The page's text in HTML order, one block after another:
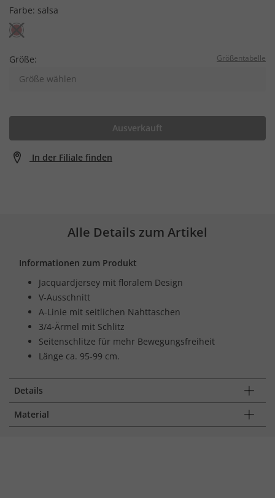
Farbe: salsa
Größe: Größentabelle
Größe wählen
Ausverkauft
In der Filiale finden
Alle Details zum Artikel
Informationen zum Produkt
Jacquardjersey mit floralem Design
V-Ausschnitt
A-Linie mit seitlichen Nahttaschen
3/4-Ärmel mit Schlitz
Seitenschlitze für mehr Bewegungsfreiheit
Länge ca. 95-99 cm.
Details
Material